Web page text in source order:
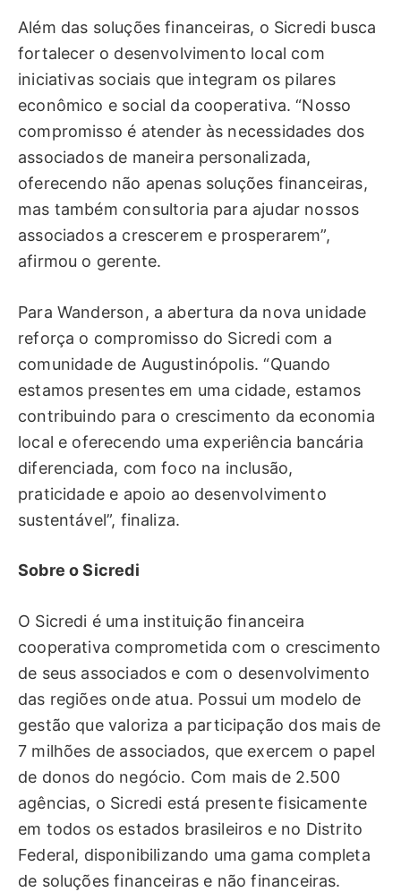
Além das soluções financeiras, o Sicredi busca
fortalecer o desenvolvimento local com
iniciativas sociais que integram os pilares
econômico e social da cooperativa. “Nosso
compromisso é atender às necessidades dos
associados de maneira personalizada,
oferecendo não apenas soluções financeiras,
mas também consultoria para ajudar nossos
associados a crescerem e prosperarem”,
afirmou o gerente.
Para Wanderson, a abertura da nova unidade
reforça o compromisso do Sicredi com a
comunidade de Augustinópolis. “Quando
estamos presentes em uma cidade, estamos
contribuindo para o crescimento da economia
local e oferecendo uma experiência bancária
diferenciada, com foco na inclusão,
praticidade e apoio ao desenvolvimento
sustentável”, finaliza.
Sobre o Sicredi
O Sicredi é uma instituição financeira
cooperativa comprometida com o crescimento
de seus associados e com o desenvolvimento
das regiões onde atua. Possui um modelo de
gestão que valoriza a participação dos mais de
7 milhões de associados, que exercem o papel
de donos do negócio. Com mais de 2.500
agências, o Sicredi está presente fisicamente
em todos os estados brasileiros e no Distrito
Federal, disponibilizando uma gama completa
de soluções financeiras e não financeiras.